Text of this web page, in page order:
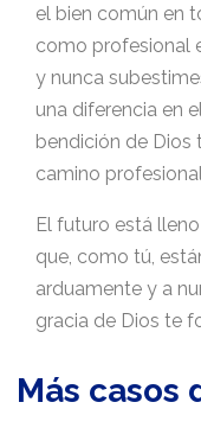
el bien común en
como profesional
y nunca
una diferencia en
bendición de Dios
camino
El futuro está
que, como tú,
arduamente y a
gracia de Dios te
Más casos